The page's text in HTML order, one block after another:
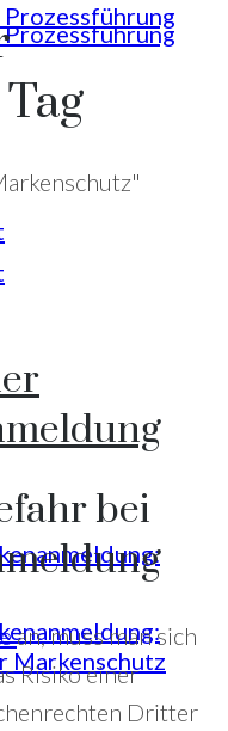
Markenschutz
bei
an, muss man sich
Risiko einer
Dritter